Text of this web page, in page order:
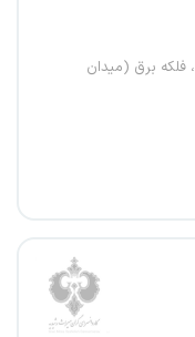
مشهد، منطقه ۸، فلکه برق (میدان